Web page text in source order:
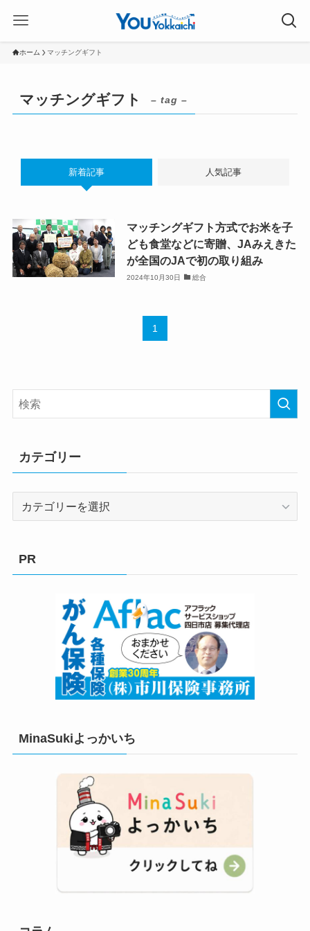
ホーム マッチングギフト
マッチングギフト – tag –
新着記事 人気記事
マッチングギフト方式でお米を子
ども食堂などに寄贈、JAみえきた
が全国のJAで初の取り組み
2024年10月30日 総合
1
カテゴリー
PR
MinaSukiよっかいち